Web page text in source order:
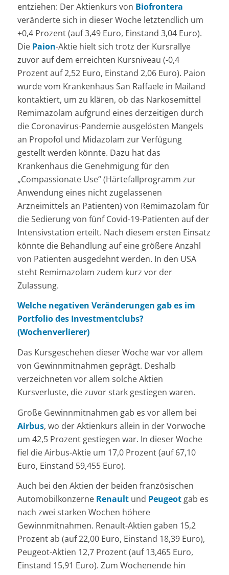
entziehen: Der Aktienkurs von Biofrontera
veränderte sich in dieser Woche letztendlich um
+0,4 Prozent (auf 3,49 Euro, Einstand 3,04 Euro).
Die Paion-Aktie hielt sich trotz der Kursrallye
zuvor auf dem erreichten Kursniveau (-0,4
Prozent auf 2,52 Euro, Einstand 2,06 Euro). Paion
wurde vom Krankenhaus San Raffaele in Mailand
kontaktiert, um zu klären, ob das Narkosemittel
Remimazolam aufgrund eines derzeitigen durch
die Coronavirus-Pandemie ausgelösten Mangels
an Propofol und Midazolam zur Verfügung
gestellt werden könnte. Dazu hat das
Krankenhaus die Genehmigung für den
„Compassionate Use“ (Härtefallprogramm zur
Anwendung eines nicht zugelassenen
Arzneimittels an Patienten) von Remimazolam für
die Sedierung von fünf Covid-19-Patienten auf der
Intensivstation erteilt. Nach diesem ersten Einsatz
könnte die Behandlung auf eine größere Anzahl
von Patienten ausgedehnt werden. In den USA
steht Remimazolam zudem kurz vor der
Zulassung.
Welche negativen Veränderungen gab es im
Portfolio des Investmentclubs?
(Wochenverlierer)
Das Kursgeschehen dieser Woche war vor allem
von Gewinnmitnahmen geprägt. Deshalb
verzeichneten vor allem solche Aktien
Kursverluste, die zuvor stark gestiegen waren.
Große Gewinnmitnahmen gab es vor allem bei
Airbus, wo der Aktienkurs allein in der Vorwoche
um 42,5 Prozent gestiegen war. In dieser Woche
fiel die Airbus-Aktie um 17,0 Prozent (auf 67,10
Euro, Einstand 59,455 Euro).
Auch bei den Aktien der beiden französischen
Automobilkonzerne Renaultund Peugeotgab es
nach zwei starken Wochen höhere
Gewinnmitnahmen. Renault-Aktien gaben 15,2
Prozent ab (auf 22,00 Euro, Einstand 18,39 Euro),
Peugeot-Aktien 12,7 Prozent (auf 13,465 Euro,
Einstand 15,91 Euro). Zum Wochenende hin